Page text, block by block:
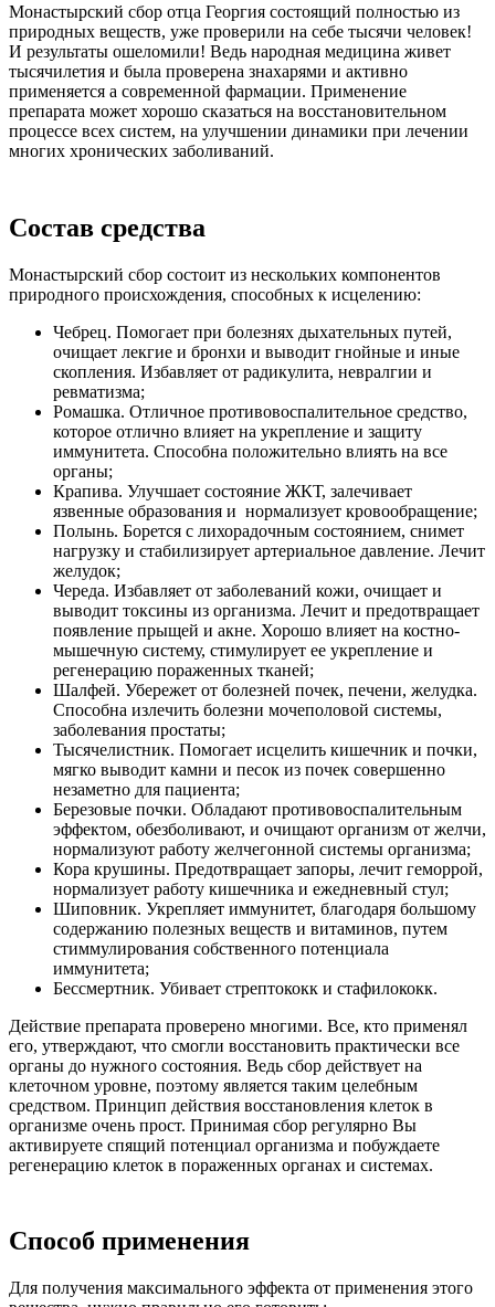
Монастырский сбор отца Георгия состоящий полностью из
природных веществ, уже проверили на себе тысячи человек!
И результаты ошеломили! Ведь народная медицина живет
тысячилетия и была проверена знахарями и активно
применяется а современной фармации. Применение
препарата может хорошо сказаться на восстановительном
процессе всех систем, на улучшении динамики при лечении
многих хронических заболиваний.
Состав средства
Монастырский сбор состоит из нескольких компонентов
природного происхождения, способных к исцелению:
Чебрец. Помогает при болезнях дыхательных путей,
очищает лекгие и бронхи и выводит гнойные и иные
скопления. Избавляет от радикулита, невралгии и
ревматизма;
Ромашка. Отличное противовоспалительное средство,
которое отлично влияет на укрепление и защиту
иммунитета. Способна положительно влиять на все
органы;
Крапива. Улучшает состояние ЖКТ, залечивает
язвенные образования и нормализует кровообращение;
Полынь. Борется с лихорадочным состоянием, снимет
нагрузку и стабилизирует артериальное давление. Лечит
желудок;
Череда. Избавляет от заболеваний кожи, очищает и
выводит токсины из организма. Лечит и предотвращает
появление прыщей и акне. Хорошо влияет на костно-
мышечную систему, стимулирует ее укрепление и
регенерацию пораженных тканей;
Шалфей. Убережет от болезней почек, печени, желудка.
Способна излечить болезни мочеполовой системы,
заболевания простаты;
Тысячелистник. Помогает исцелить кишечник и почки,
мягко выводит камни и песок из почек совершенно
незаметно для пациента;
Березовые почки. Обладают противовоспалительным
эффектом, обезболивают, и очищают организм от желчи,
нормализуют работу желчегонной системы организма;
Кора крушины. Предотвращает запоры, лечит геморрой,
нормализует работу кишечника и ежедневный стул;
Шиповник. Укрепляет иммунитет, благодаря большому
содержанию полезных веществ и витаминов, путем
стиммулирования собственного потенциала
иммунитета;
Бессмертник. Убивает стрептококк и стафилококк.
Действие препарата проверено многими. Все, кто применял
его, утверждают, что смогли восстановить практически все
органы до нужного состояния. Ведь сбор действует на
клеточном уровне, поэтому является таким целебным
средством. Принцип действия восстановления клеток в
организме очень прост. Принимая сбор регулярно Вы
активируете спящий потенциал организма и побуждаете
регенерацию клеток в пораженных органах и системах.
Способ применения
Для получения максимального эффекта от применения этого